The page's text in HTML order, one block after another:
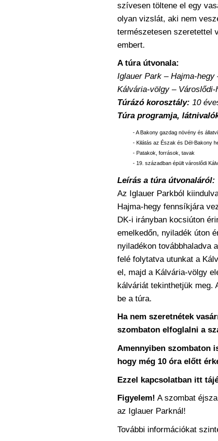
szívesen töltene el egy
olyan vizslát, aki nem
természetesen szeretettel
embert.
A túra útvonala:
Iglauer Park – Hajma-
Kálvária-völgy –
Túrázó korosztály: 10
Túra programja,
- A Bakony gazdag növény és
- Kilátás az Észak és Dél-Bakony
- Patakok, források, tavak
- 19. században épült városlődi
Leírás a túra útvonaláról:
Az Iglauer Parkból
Hajma-hegy fennsíkjára
DK-i irányban kocsiúton
emelkedőn, nyiladék úton
nyiladékon továbbhaladva
felé folytatva utunkat a
el, majd a Kálvária-völgy
kálváriát tekinthetjük meg.
be a túra.
Ha nem szeretnétek
szombaton elfoglalni a
Amennyiben szombaton
hogy még 10 óra előtt
Ezzel kapcsolatban itt
Figyelem! A szombat
az Iglauer Parknál!
További információkat